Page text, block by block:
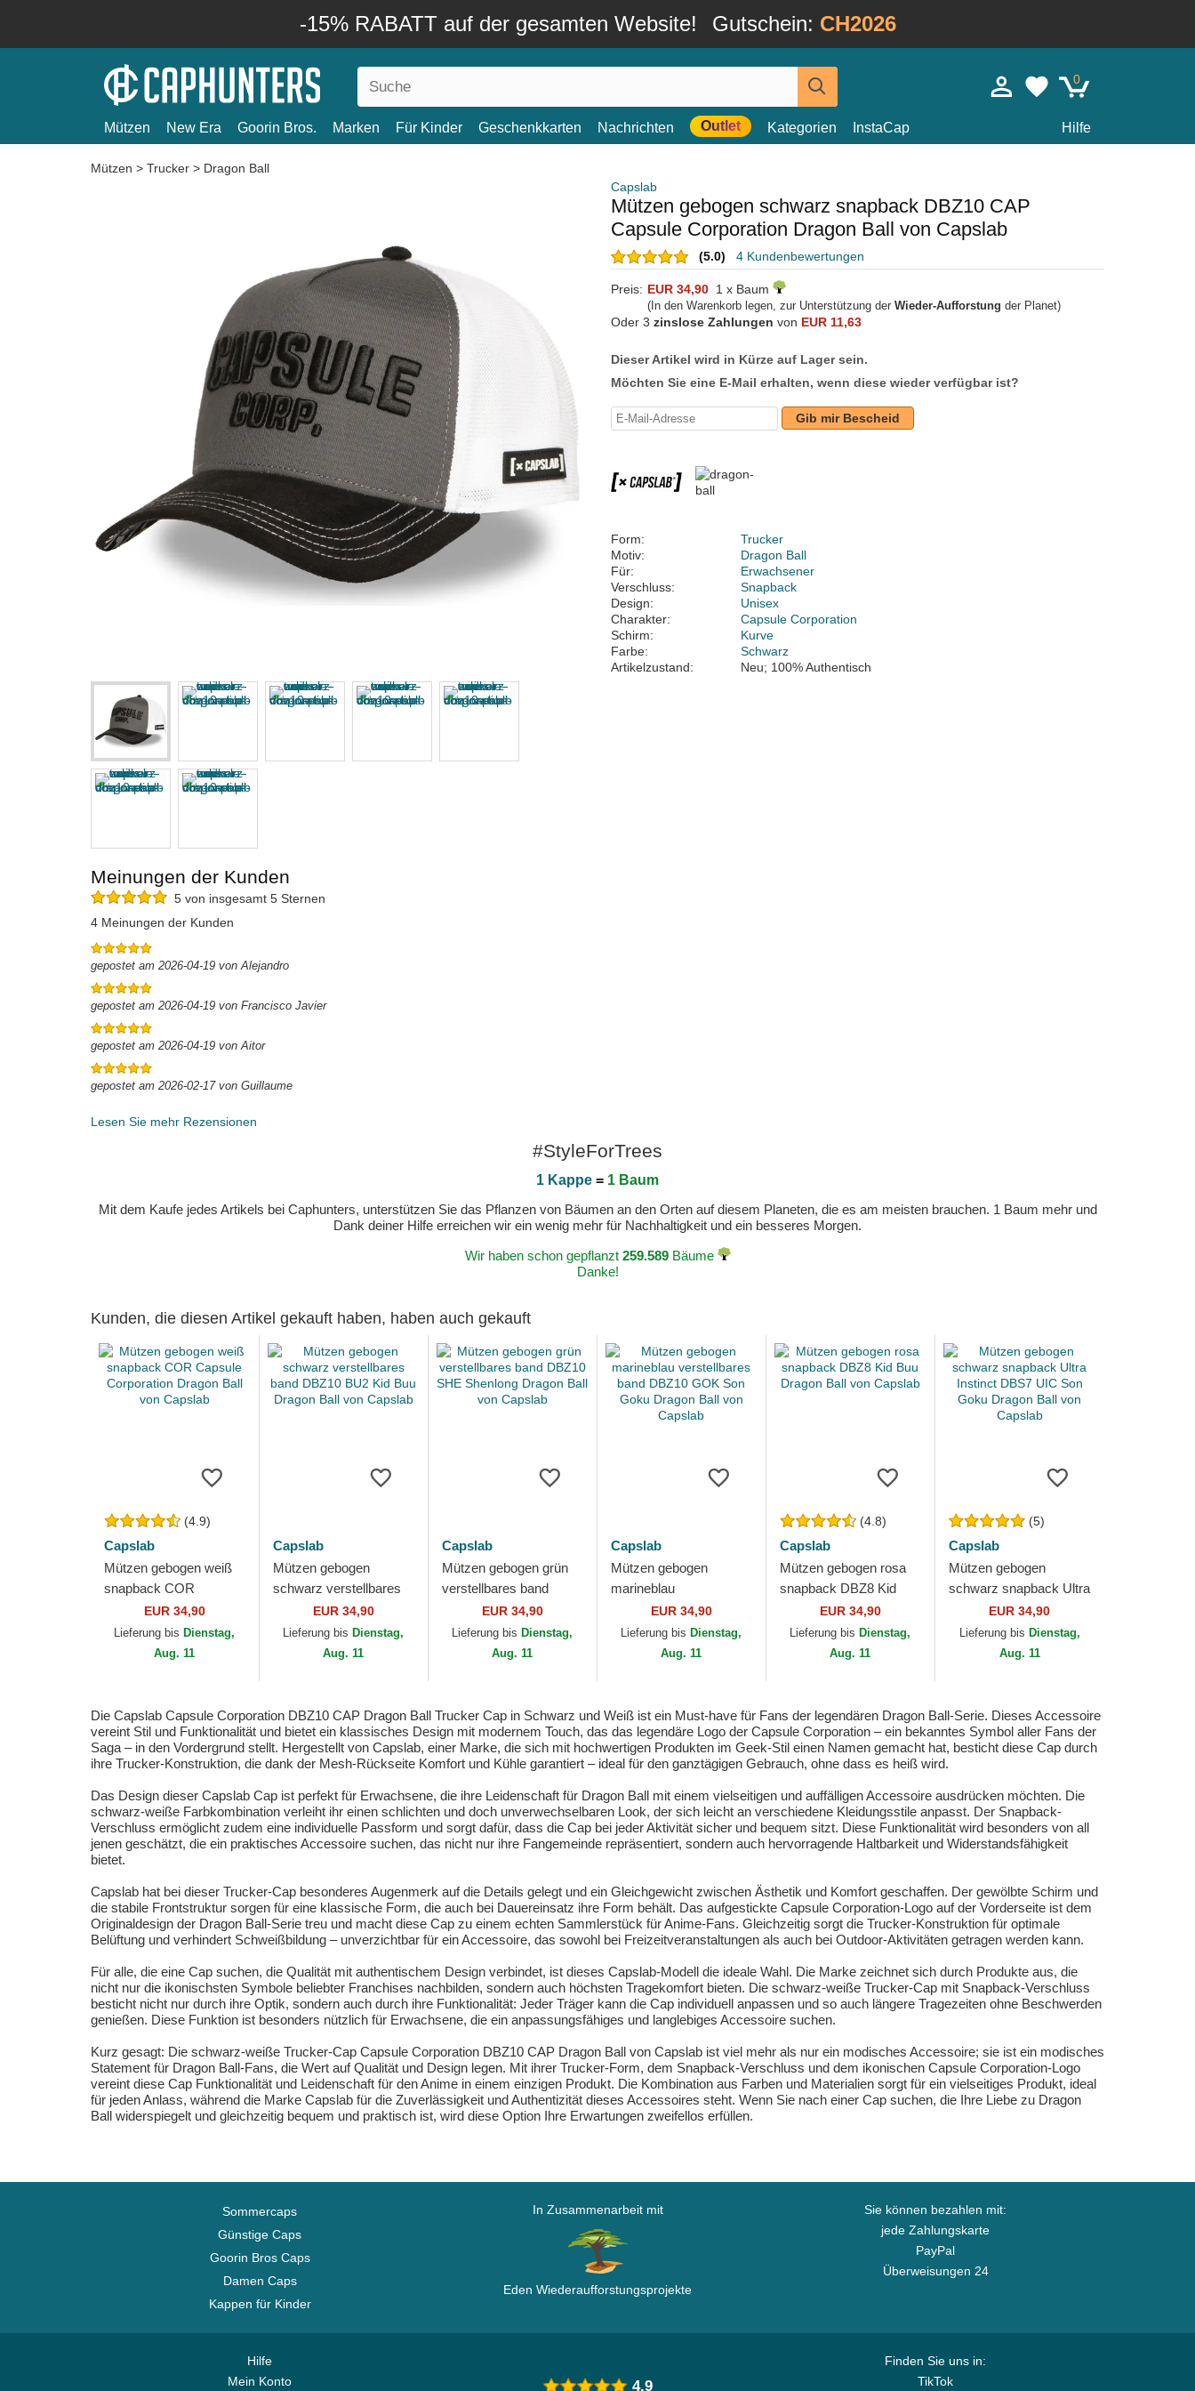
-15% RABATT auf der gesamten Website! Gutschein: CH2026
0
Mützen New Era Goorin Bros. Marken Für Kinder Geschenkkarten Nachrichten Outlet Kategorien InstaCap Hilfe
Mützen > Trucker > Dragon Ball
Capslab
Mützen gebogen schwarz snapback DBZ10 CAP
Capsule Corporation Dragon Ball von Capslab
(5.0) 4 Kundenbewertungen
Preis: EUR 34,90 1 x Baum
(In den Warenkorb legen, zur Unterstützung der Wieder-Aufforstung der Planet)
Oder 3 zinslose Zahlungen von EUR 11,63
Dieser Artikel wird in Kürze auf Lager sein.
Möchten Sie eine E-Mail erhalten, wenn diese wieder verfügbar ist?
Gib mir Bescheid
Form:
Trucker
Motiv:
Dragon Ball
Für:
Erwachsener
Verschluss:
Snapback
Design:
Unisex
Charakter:
Capsule Corporation
Schirm:
Kurve
Farbe:
Schwarz
Artikelzustand:
Neu; 100% Authentisch
Meinungen der Kunden
5 von insgesamt 5 Sternen
4 Meinungen der Kunden
gepostet am 2026-04-19 von Alejandro
gepostet am 2026-04-19 von Francisco Javier
gepostet am 2026-04-19 von Aitor
gepostet am 2026-02-17 von Guillaume
Lesen Sie mehr Rezensionen
#StyleForTrees
1 Kappe = 1 Baum
Mit dem Kaufe jedes Artikels bei Caphunters, unterstützen Sie das Pflanzen von Bäumen an den Orten auf diesem Planeten, die es am meisten brauchen. 1 Baum mehr und
Dank deiner Hilfe erreichen wir ein wenig mehr für Nachhaltigkeit und ein besseres Morgen.
Wir haben schon gepflanzt 259.589Bäume
Danke!
Kunden, die diesen Artikel gekauft haben, haben auch gekauft
(4.9)
Capslab
Mützen gebogen weiß
snapback COR
Capsule Corporation
Dragon Ball von
EUR 34,90
Lieferung bis Dienstag,
Aug. 11
Capslab
Mützen gebogen
schwarz verstellbares
band DBZ10 BU2 Kid
Buu Dragon Ball von
EUR 34,90
Lieferung bis Dienstag,
Aug. 11
Capslab
Mützen gebogen grün
verstellbares band
DBZ10 SHE Shenlong
Dragon Ball von
EUR 34,90
Lieferung bis Dienstag,
Aug. 11
Capslab
Mützen gebogen
marineblau
verstellbares band
DBZ10 GOK Son Goku
Dragon Ball von
EUR 34,90
Lieferung bis Dienstag,
Aug. 11
(4.8)
Capslab
Mützen gebogen rosa
snapback DBZ8 Kid
Buu Dragon Ball von
Capslab
EUR 34,90
Lieferung bis Dienstag,
Aug. 11
(5)
Capslab
Mützen gebogen
schwarz snapback Ultra
Instinct DBS7 UIC Son
Goku Dragon Ball von
EUR 34,90
Lieferung bis Dienstag,
Aug. 11
Die Capslab Capsule Corporation DBZ10 CAP Dragon Ball Trucker Cap in Schwarz und Weiß ist ein Must-have für Fans der legendären Dragon Ball-Serie. Dieses Accessoire
vereint Stil und Funktionalität und bietet ein klassisches Design mit modernem Touch, das das legendäre Logo der Capsule Corporation – ein bekanntes Symbol aller Fans der
Saga – in den Vordergrund stellt. Hergestellt von Capslab, einer Marke, die sich mit hochwertigen Produkten im Geek-Stil einen Namen gemacht hat, besticht diese Cap durch
ihre Trucker-Konstruktion, die dank der Mesh-Rückseite Komfort und Kühle garantiert – ideal für den ganztägigen Gebrauch, ohne dass es heiß wird.
Das Design dieser Capslab Cap ist perfekt für Erwachsene, die ihre Leidenschaft für Dragon Ball mit einem vielseitigen und auffälligen Accessoire ausdrücken möchten. Die
schwarz-weiße Farbkombination verleiht ihr einen schlichten und doch unverwechselbaren Look, der sich leicht an verschiedene Kleidungsstile anpasst. Der Snapback-
Verschluss ermöglicht zudem eine individuelle Passform und sorgt dafür, dass die Cap bei jeder Aktivität sicher und bequem sitzt. Diese Funktionalität wird besonders von all
jenen geschätzt, die ein praktisches Accessoire suchen, das nicht nur ihre Fangemeinde repräsentiert, sondern auch hervorragende Haltbarkeit und Widerstandsfähigkeit
bietet.
Capslab hat bei dieser Trucker-Cap besonderes Augenmerk auf die Details gelegt und ein Gleichgewicht zwischen Ästhetik und Komfort geschaffen. Der gewölbte Schirm und
die stabile Frontstruktur sorgen für eine klassische Form, die auch bei Dauereinsatz ihre Form behält. Das aufgestickte Capsule Corporation-Logo auf der Vorderseite ist dem
Originaldesign der Dragon Ball-Serie treu und macht diese Cap zu einem echten Sammlerstück für Anime-Fans. Gleichzeitig sorgt die Trucker-Konstruktion für optimale
Belüftung und verhindert Schweißbildung – unverzichtbar für ein Accessoire, das sowohl bei Freizeitveranstaltungen als auch bei Outdoor-Aktivitäten getragen werden kann.
Für alle, die eine Cap suchen, die Qualität mit authentischem Design verbindet, ist dieses Capslab-Modell die ideale Wahl. Die Marke zeichnet sich durch Produkte aus, die
nicht nur die ikonischsten Symbole beliebter Franchises nachbilden, sondern auch höchsten Tragekomfort bieten. Die schwarz-weiße Trucker-Cap mit Snapback-Verschluss
besticht nicht nur durch ihre Optik, sondern auch durch ihre Funktionalität: Jeder Träger kann die Cap individuell anpassen und so auch längere Tragezeiten ohne Beschwerden
genießen. Diese Funktion ist besonders nützlich für Erwachsene, die ein anpassungsfähiges und langlebiges Accessoire suchen.
Kurz gesagt: Die schwarz-weiße Trucker-Cap Capsule Corporation DBZ10 CAP Dragon Ball von Capslab ist viel mehr als nur ein modisches Accessoire; sie ist ein modisches
Statement für Dragon Ball-Fans, die Wert auf Qualität und Design legen. Mit ihrer Trucker-Form, dem Snapback-Verschluss und dem ikonischen Capsule Corporation-Logo
vereint diese Cap Funktionalität und Leidenschaft für den Anime in einem einzigen Produkt. Die Kombination aus Farben und Materialien sorgt für ein vielseitiges Produkt, ideal
für jeden Anlass, während die Marke Capslab für die Zuverlässigkeit und Authentizität dieses Accessoires steht. Wenn Sie nach einer Cap suchen, die Ihre Liebe zu Dragon
Ball widerspiegelt und gleichzeitig bequem und praktisch ist, wird diese Option Ihre Erwartungen zweifellos erfüllen.
Sommercaps
Günstige Caps
Goorin Bros Caps
Damen Caps
Kappen für Kinder
In Zusammenarbeit mit
Eden Wiederaufforstungsprojekte
Sie können bezahlen mit:
jede Zahlungskarte
PayPal
Überweisungen 24
Hilfe
Mein Konto
Finden Sie uns in:
TikTok
4.9